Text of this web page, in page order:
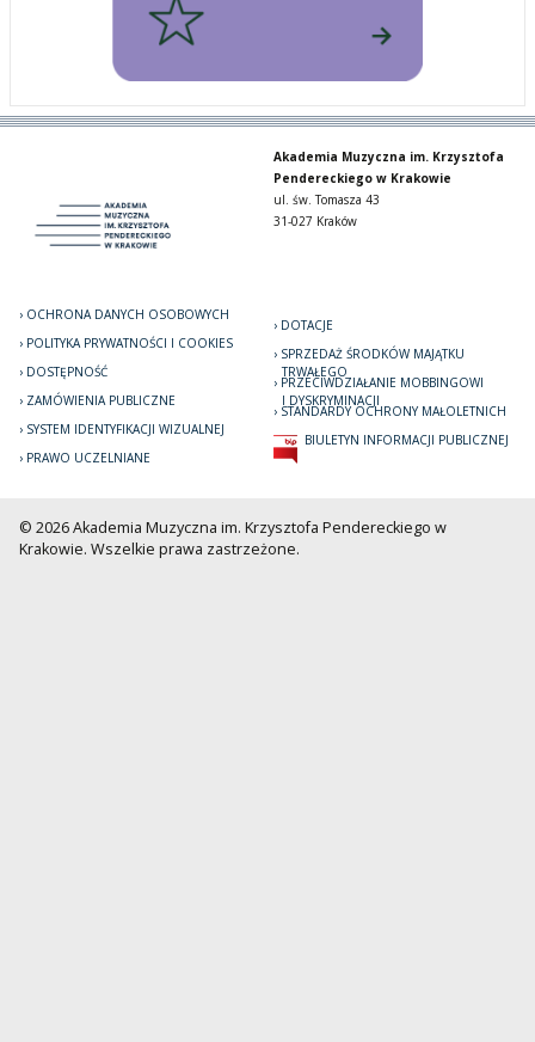
Akademia Muzyczna im. Krzysztofa
Pendereckiego w Krakowie
ul. św. Tomasza 43
31-027 Kraków
OCHRONA DANYCH OSOBOWYCH
POLITYKA PRYWATNOŚCI I COOKIES
DOSTĘPNOŚĆ
ZAMÓWIENIA PUBLICZNE
SYSTEM IDENTYFIKACJI WIZUALNEJ
PRAWO UCZELNIANE
DOTACJE
SPRZEDAŻ ŚRODKÓW MAJĄTKU
TRWAŁEGO
PRZECIWDZIAŁANIE MOBBINGOWI
I DYSKRYMINACJI
STANDARDY OCHRONY MAŁOLETNICH
BIULETYN INFORMACJI PUBLICZNEJ
© 2026 Akademia Muzyczna im. Krzysztofa Pendereckiego w
Krakowie. Wszelkie prawa zastrzeżone.